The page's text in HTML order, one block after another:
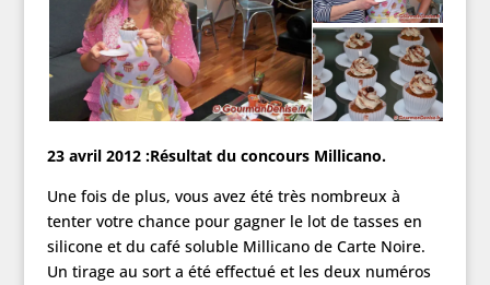
23 avril 2012 :Résultat du concours Millicano.
Une fois de plus, vous avez été très nombreux à
tenter votre chance pour gagner le lot de tasses en
silicone et du café soluble Millicano de Carte Noire.
Un tirage au sort a été effectué et les deux numéros